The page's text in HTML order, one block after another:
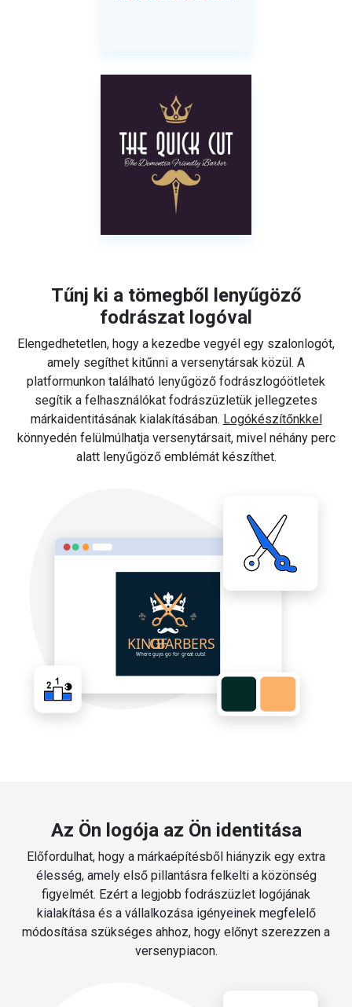
Tűnj ki a tömegből lenyűgöző
fodrászat logóval
Elengedhetetlen, hogy a kezedbe vegyél egy szalonlogót,
amely segíthet kitűnni a versenytársak közül. A
platformunkon található lenyűgöző fodrászlogóötletek
segítik a felhasználókat fodrászüzletük jellegzetes
márkaidentitásának kialakításában. Logókészítőnkkel
könnyedén felülmúlhatja versenytársait, mivel néhány perc
alatt lenyűgöző emblémát készíthet.
Az Ön logója az Ön identitása
Előfordulhat, hogy a márkaépítésből hiányzik egy extra
élesség, amely első pillantásra felkelti a közönség
figyelmét. Ezért a legjobb fodrászüzlet logójának
kialakítása és a vállalkozása igényeinek megfelelő
módosítása szükséges ahhoz, hogy előnyt szerezzen a
versenypiacon.